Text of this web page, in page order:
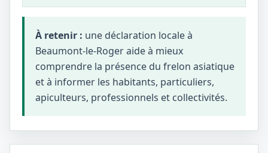
À retenir : une déclaration locale à
Beaumont-le-Roger aide à mieux
comprendre la présence du frelon asiatique
et à informer les habitants, particuliers,
apiculteurs, professionnels et collectivités.